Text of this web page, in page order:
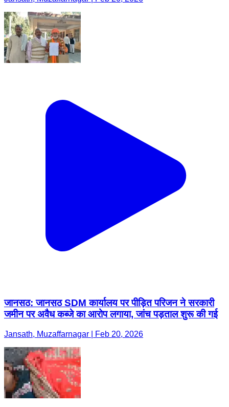
जानसठ: जानसठ SDM कार्यालय पर पीड़ित परिजन ने सरकारी
जमीन पर अवैध कब्जे का आरोप लगाया, जांच पड़ताल शुरू की गई
Jansath, Muzaffarnagar | Feb 20, 2026